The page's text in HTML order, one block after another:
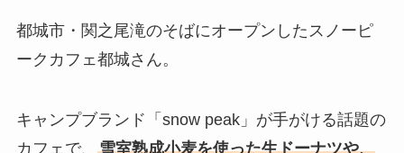
都城市・関之尾滝のそばにオープンしたスノーピ
ークカフェ都城さん。
キャンプブランド「snow peak」が手がける話題の
カフェで、 雪室熟成小麦を使った生ドーナツや、